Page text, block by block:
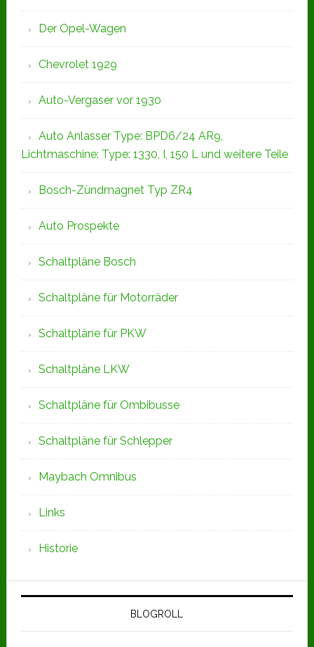
Der Opel-Wagen
Chevrolet 1929
Auto-Vergaser vor 1930
Auto Anlasser Type: BPD6/24 AR9,
Lichtmaschine: Type: 1330, I, 150 L und weitere Teile
Bosch-Zündmagnet Typ ZR4
Auto Prospekte
Schaltpläne Bosch
Schaltpläne für Motorräder
Schaltpläne für PKW
Schaltpläne LKW
Schaltpläne für Ombibusse
Schaltpläne für Schlepper
Maybach Omnibus
Links
Historie
BLOGROLL